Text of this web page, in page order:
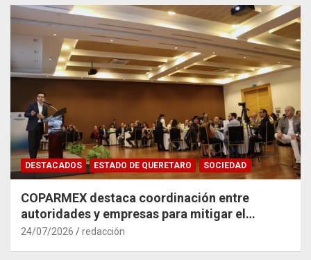
DESTACADOS ESTADO DE QUERETARO SOCIEDAD
COPARMEX destaca coordinación entre
autoridades y empresas para mitigar el
impacto del Tren México–Querétaro
24/07/2026 redacción